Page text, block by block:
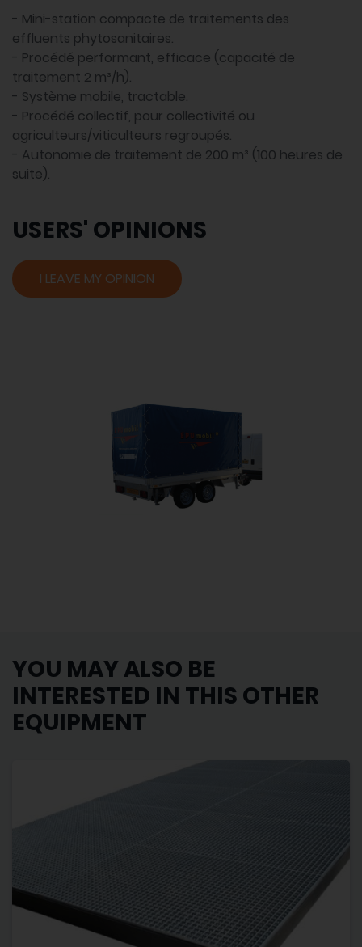
- Mini-station compacte de traitements des
effluents phytosanitaires.
- Procédé performant, efficace (capacité de
traitement 2 m³/h).
- Système mobile, tractable.
- Procédé collectif, pour collectivité ou
agriculteurs/viticulteurs regroupés.
- Autonomie de traitement de 200 m³ (100 heures de
suite).
USERS' OPINIONS
I LEAVE MY OPINION
YOU MAY ALSO BE
INTERESTED IN THIS OTHER
EQUIPMENT